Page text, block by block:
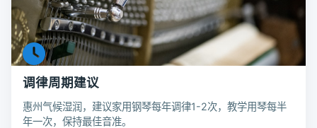
调律周期建议
惠州气候湿润，建议家用钢琴每年调律1-2次，教学用琴每半
年一次，保持最佳音准。